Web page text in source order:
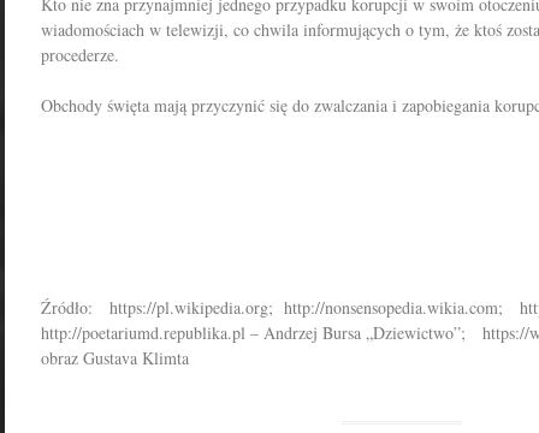
wiadomościach w telewizji, co chwila informujących o tym, że ktoś
procederze.
Obchody święta mają przyczynić się do zwalczania i zapobiegania
Źródło: https://pl.wikipedia.org; http://nonsensopedia.wikia.com;
http://poetariumd.republika.pl – Andrzej Bursa „Dziewictwo”; https://
obraz Gustava Klimta